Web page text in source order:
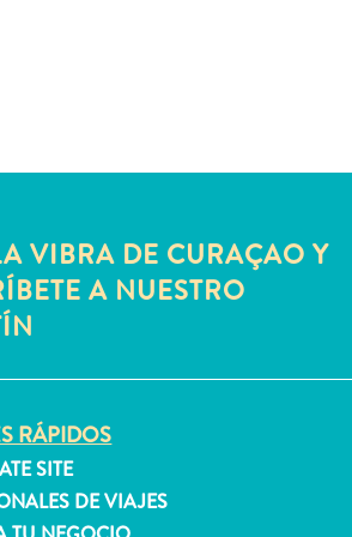
VIBRA DE CURAÇAO Y
A NUESTRO
RÁPIDOS
SITE
DE VIAJES